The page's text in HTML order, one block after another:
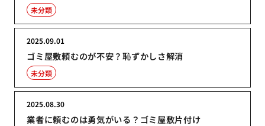
未分類
ゴミ屋敷頼むのが不安？恥ずかしさ解消
2025.09.01
未分類
業者に頼むのは勇気がいる？ゴミ屋敷片付け
2025.08.30